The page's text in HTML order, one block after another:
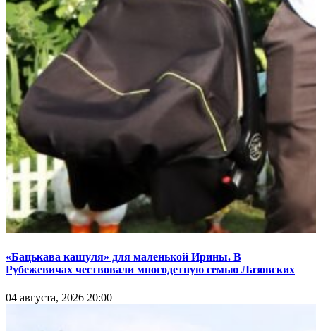
«Бацькава кашуля» для маленькой Ирины. В
Рубежевичах чествовали многодетную семью Лазовских
04 августа, 2026 20:00